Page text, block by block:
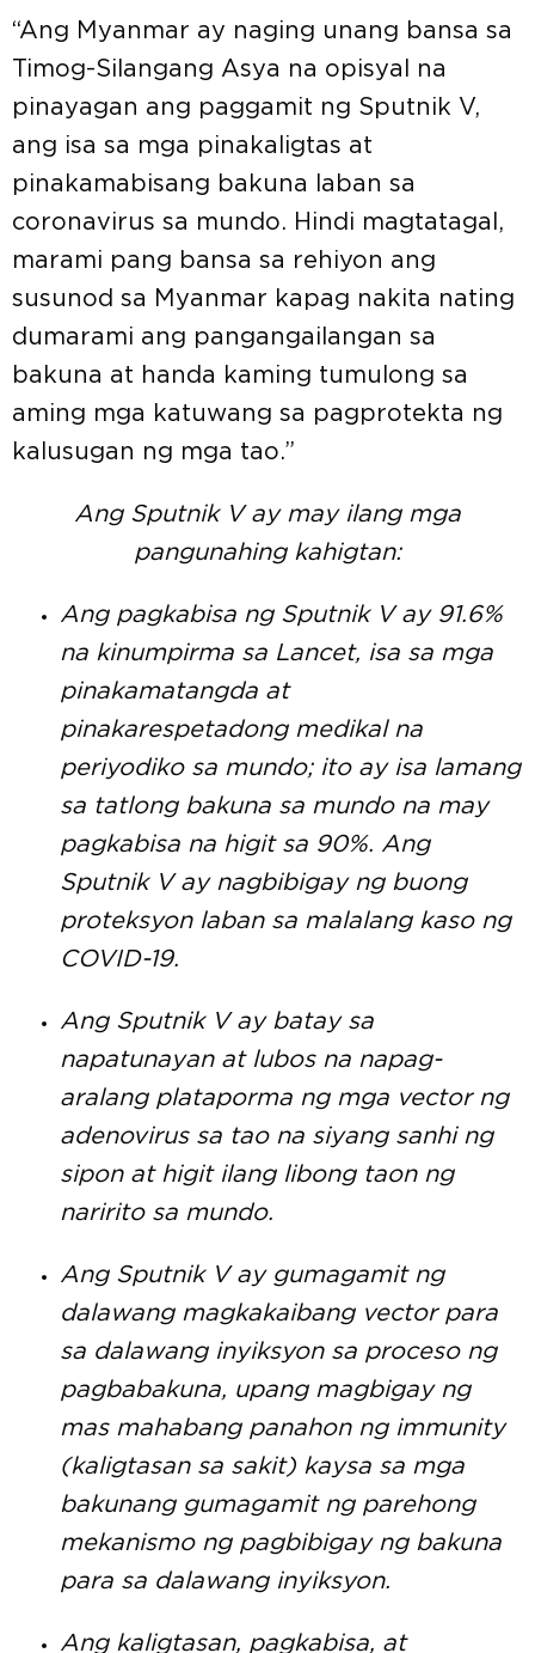
“Ang Myanmar ay naging unang bansa sa
Timog-Silangang Asya na opisyal na
pinayagan ang paggamit ng Sputnik V,
ang isa sa mga pinakaligtas at
pinakamabisang bakuna laban sa
coronavirus sa mundo. Hindi magtatagal,
marami pang bansa sa rehiyon ang
susunod sa Myanmar kapag nakita nating
dumarami ang pangangailangan sa
bakuna at handa kaming tumulong sa
aming mga katuwang sa pagprotekta ng
kalusugan ng mga tao.”
Ang Sputnik V ay may ilang mga
pangunahing kahigtan:
Ang pagkabisa ng Sputnik V ay 91.6%
na kinumpirma sa Lancet, isa sa mga
pinakamatangda at
pinakarespetadong medikal na
periyodiko sa mundo; ito ay isa lamang
sa tatlong bakuna sa mundo na may
pagkabisa na higit sa 90%. Ang
Sputnik V ay nagbibigay ng buong
proteksyon laban sa malalang kaso ng
COVID-19.
Ang Sputnik V ay batay sa
napatunayan at lubos na napag-
aralang plataporma ng mga vector ng
adenovirus sa tao na siyang sanhi ng
sipon at higit ilang libong taon ng
naririto sa mundo.
Ang Sputnik V ay gumagamit ng
dalawang magkakaibang vector para
sa dalawang inyiksyon sa proceso ng
pagbabakuna, upang magbigay ng
mas mahabang panahon ng immunity
(kaligtasan sa sakit) kaysa sa mga
bakunang gumagamit ng parehong
mekanismo ng pagbibigay ng bakuna
para sa dalawang inyiksyon.
Ang kaligtasan, pagkabisa, at